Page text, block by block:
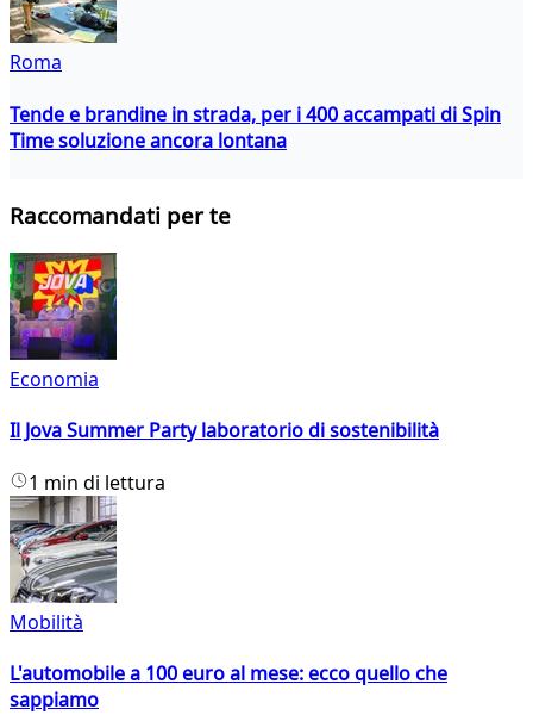
Roma
Tende e brandine in strada, per i 400 accampati di Spin
Time soluzione ancora lontana
Raccomandati per te
Economia
Il Jova Summer Party laboratorio di sostenibilità
1 min di lettura
Mobilità
L'automobile a 100 euro al mese: ecco quello che
sappiamo